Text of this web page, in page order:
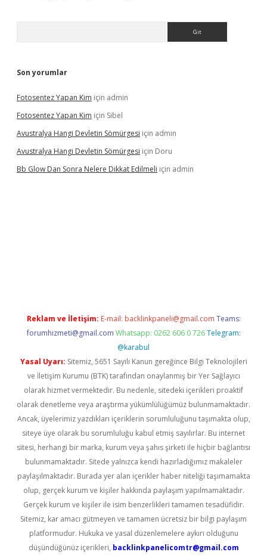
Son yorumlar
Fotosentez Yapan Kim için admin
Fotosentez Yapan Kim için Sibel
Avustralya Hangi Devletin Sömürgesi için admin
Avustralya Hangi Devletin Sömürgesi için Doru
Bb Glow Dan Sonra Nelere Dikkat Edilmeli için admin
Reklam ve İletişim: E-mail: backlinkpaneli@gmail.com Teams:
forumhizmeti@gmail.com Whatsapp: 0262 606 0 726 Telegram:
@karabul
Yasal Uyarı: Sitemiz, 5651 Sayılı Kanun gereğince Bilgi Teknolojileri
ve İletişim Kurumu (BTK) tarafından onaylanmış bir Yer Sağlayıcı
olarak hizmet vermektedir. Bu nedenle, sitedeki içerikleri proaktif
olarak denetleme veya araştırma yükümlülüğümüz bulunmamaktadır.
Ancak, üyelerimiz yazdıkları içeriklerin sorumluluğunu taşımakta olup,
siteye üye olarak bu sorumluluğu kabul etmiş sayılırlar. Bu internet
sitesi, herhangi bir marka, kurum veya şahıs şirketi ile hiçbir bağlantısı
bulunmamaktadır. Sitede yalnızca kendi hazırladığımız makaleler
paylaşılmaktadır. Burada yer alan içerikler haber niteliği taşımamakta
olup, gerçek kurum ve kişiler hakkında paylaşım yapılmamaktadır.
Gerçek kurum ve kişiler ile isim benzerlikleri tamamen tesadüfidir.
Sitemiz, kar amacı gütmeyen ve tamamen ücretsiz bir bilgi paylaşım
platformudur. Hukuka ve yasal düzenlemelere aykırı olduğunu
düşündüğünüz içerikleri, backlinkpanelicomtr@gmail.com